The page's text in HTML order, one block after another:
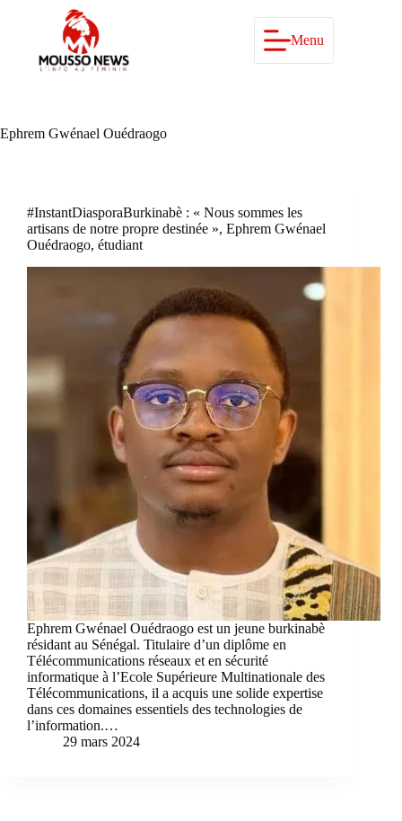
Menu
Ephrem Gwénael Ouédraogo
#InstantDiasporaBurkinabè : « Nous sommes les
artisans de notre propre destinée », Ephrem Gwénael
Ouédraogo, étudiant
Ephrem Gwénael Ouédraogo est un jeune burkinabè
résidant au Sénégal. Titulaire d’un diplôme en
Télécommunications réseaux et en sécurité
informatique à l’Ecole Supérieure Multinationale des
Télécommunications, il a acquis une solide expertise
dans ces domaines essentiels des technologies de
l’information.…
29 mars 2024